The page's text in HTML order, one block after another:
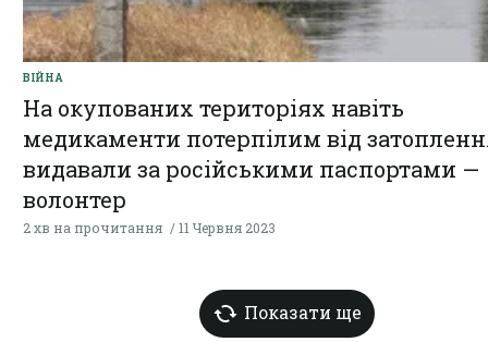
ВІЙНА
На окупованих територіях навіть
медикаменти потерпілим від
видавали за російськими паспортами —
волонтер
2 хв на прочитання 11 Червня 2023
Показати ще